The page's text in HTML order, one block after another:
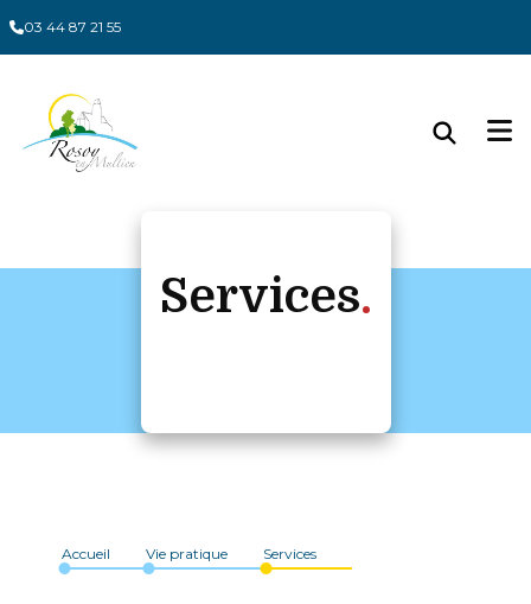
03 44 87 21 55
Services
Accueil Vie pratique Services
Panneau de gestion des cookies